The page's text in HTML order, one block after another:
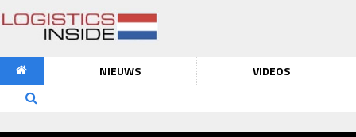
NIEUWS VIDEOS